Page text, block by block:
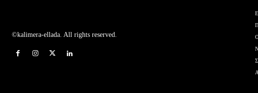
©kalimera-ellada. All rights reserved.